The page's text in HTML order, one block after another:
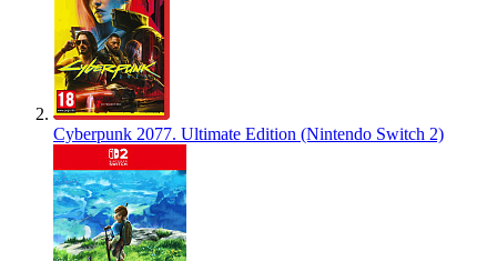
Cyberpunk 2077. Ultimate Edition (Nintendo Switch 2)